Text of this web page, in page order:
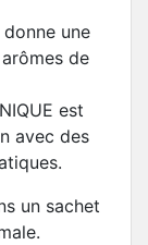
une
de
est
avec des
un sachet